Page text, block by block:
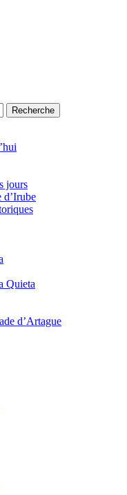
Recherche
jours
d’Irube
Quieta
d’Artague